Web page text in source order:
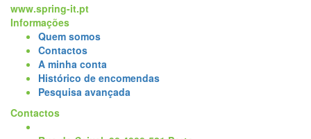
www.spring-it.pt
Informações
Quem somos
Contactos
A minha conta
Histórico de encomendas
Pesquisa avançada
Contactos